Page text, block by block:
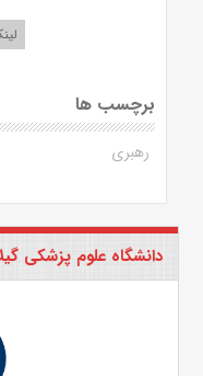
برچسب ها
رهبری
دانشگاه علوم پزشکی